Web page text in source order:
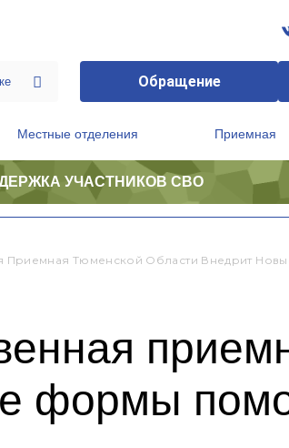
Обращение
Местные отделения Приемная
УЧАСТНИКОВ СВО
Приемная Тюменской Области Внедрит
формы